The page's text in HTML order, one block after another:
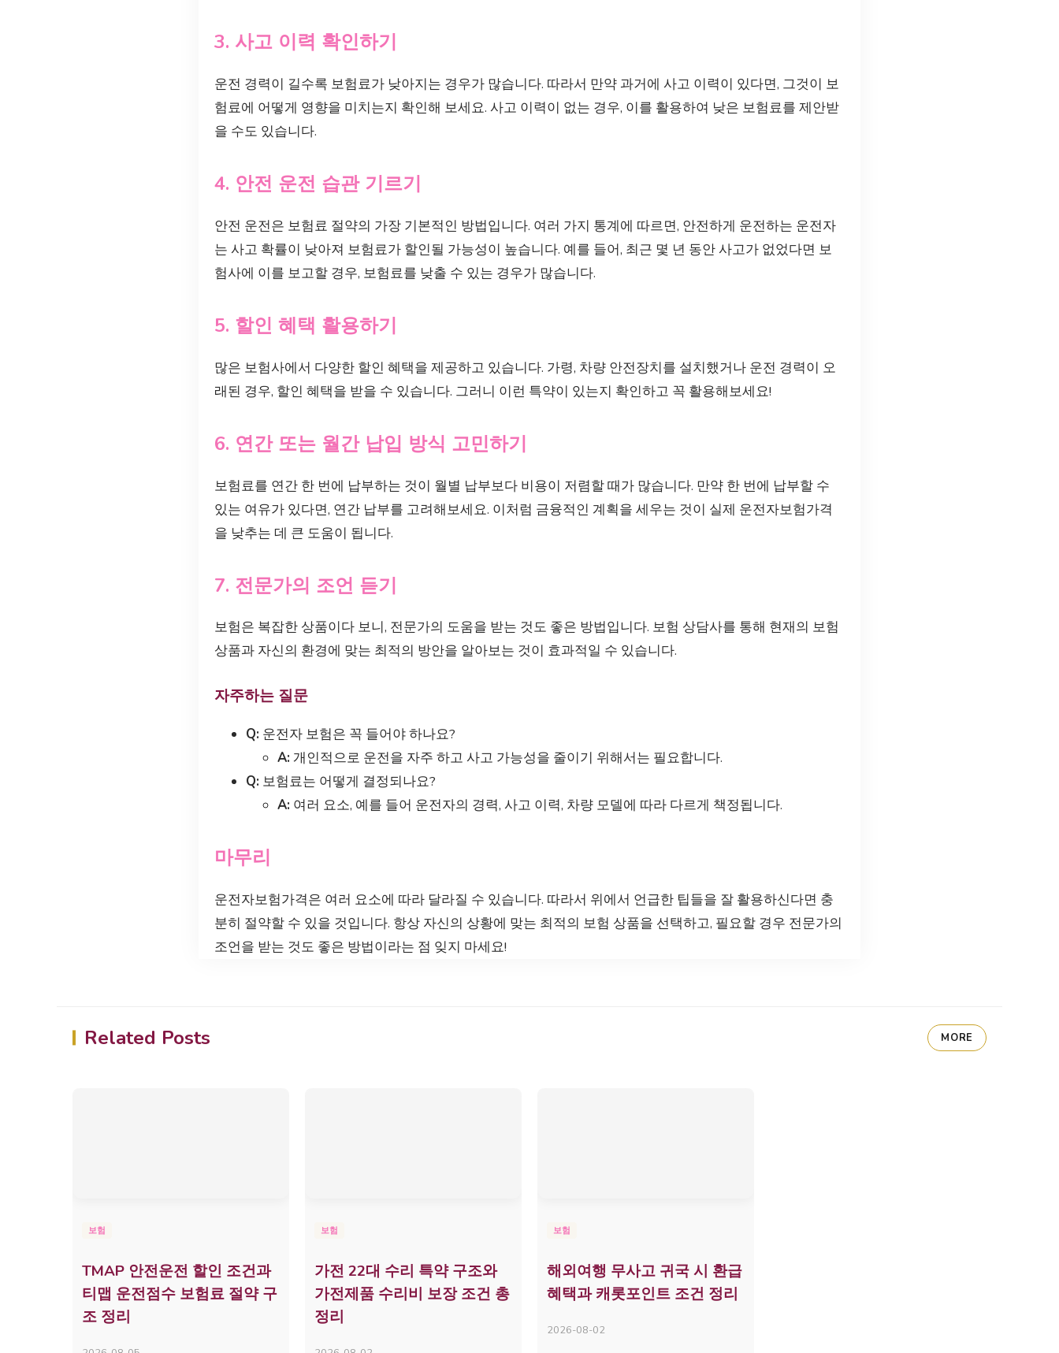
3. 사고 이력 확인하기
운전 경력이 길수록 보험료가 낮아지는 경우가 많습니다. 따라서 만약 과거에 사고 이력이 있다면, 그것이 보
험료에 어떻게 영향을 미치는지 확인해 보세요. 사고 이력이 없는 경우, 이를 활용하여 낮은 보험료를 제안받
을 수도 있습니다.
4. 안전 운전 습관 기르기
안전 운전은 보험료 절약의 가장 기본적인 방법입니다. 여러 가지 통계에 따르면, 안전하게 운전하는 운전자
는 사고 확률이 낮아져 보험료가 할인될 가능성이 높습니다. 예를 들어, 최근 몇 년 동안 사고가 없었다면 보
험사에 이를 보고할 경우, 보험료를 낮출 수 있는 경우가 많습니다.
5. 할인 혜택 활용하기
많은 보험사에서 다양한 할인 혜택을 제공하고 있습니다. 가령, 차량 안전장치를 설치했거나 운전 경력이 오
래된 경우, 할인 혜택을 받을 수 있습니다. 그러니 이런 특약이 있는지 확인하고 꼭 활용해보세요!
6. 연간 또는 월간 납입 방식 고민하기
보험료를 연간 한 번에 납부하는 것이 월별 납부보다 비용이 저렴할 때가 많습니다. 만약 한 번에 납부할 수
있는 여유가 있다면, 연간 납부를 고려해보세요. 이처럼 금융적인 계획을 세우는 것이 실제 운전자보험가격
을 낮추는 데 큰 도움이 됩니다.
7. 전문가의 조언 듣기
보험은 복잡한 상품이다 보니, 전문가의 도움을 받는 것도 좋은 방법입니다. 보험 상담사를 통해 현재의 보험
상품과 자신의 환경에 맞는 최적의 방안을 알아보는 것이 효과적일 수 있습니다.
자주하는 질문
Q: 운전자 보험은 꼭 들어야 하나요?
A: 개인적으로 운전을 자주 하고 사고 가능성을 줄이기 위해서는 필요합니다.
Q: 보험료는 어떻게 결정되나요?
A: 여러 요소, 예를 들어 운전자의 경력, 사고 이력, 차량 모델에 따라 다르게 책정됩니다.
마무리
운전자보험가격은 여러 요소에 따라 달라질 수 있습니다. 따라서 위에서 언급한 팁들을 잘 활용하신다면 충
분히 절약할 수 있을 것입니다. 항상 자신의 상황에 맞는 최적의 보험 상품을 선택하고, 필요할 경우 전문가의
조언을 받는 것도 좋은 방법이라는 점 잊지 마세요!
Related Posts MORE
보험
TMAP 안전운전 할인 조건과
티맵 운전점수 보험료 절약 구
조 정리
보험
가전 22대 수리 특약 구조와
가전제품 수리비 보장 조건 총
정리
보험
해외여행 무사고 귀국 시 환급
혜택과 캐롯포인트 조건 정리
2026-08-02